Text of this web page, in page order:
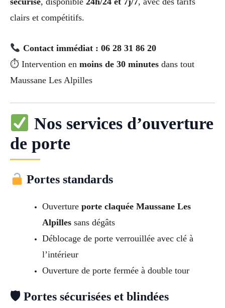
clairs et compétitifs.
Contact immédiat : 06 28 31 86 20
⏱ Intervention en moins de 30 minutes dans tout
Maussane Les Alpilles
Nos services d’ouverture
de porte
Portes standards
Ouverture porte claquée Maussane Les
Alpillessans dégâts
Déblocage de porte verrouillée avec clé à
l’intérieur
Ouverture de porte fermée à double tour
🛡 Portes sécurisées et blindées